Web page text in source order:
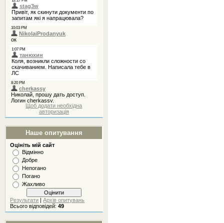
Щоб додати необхідна
авторизація
Наше опитування
Оцініть мій сайт
Відмінно
Добре
Непогано
Погано
Жахливо
Результати |Архів опитувань
Всього відповідей:49